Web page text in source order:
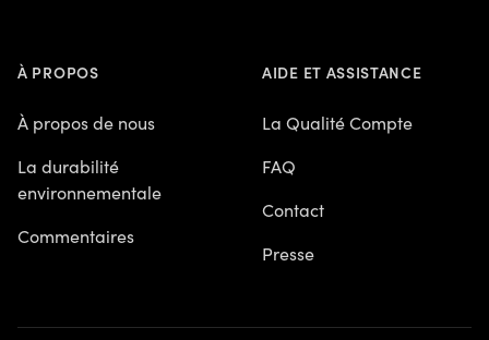
À PROPOS
À propos de nous
La durabilité
environnementale
Commentaires
AIDE ET ASSISTANCE
La Qualité Compte
FAQ
Contact
Presse